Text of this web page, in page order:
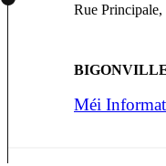
Rue Principale,
Méi